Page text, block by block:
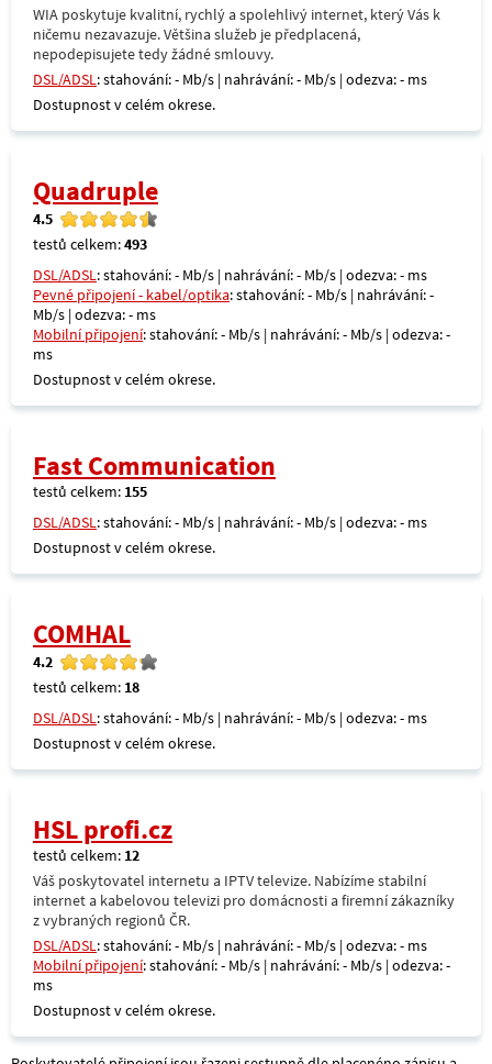
WIA poskytuje kvalitní, rychlý a spolehlivý internet, který Vás k
ničemu nezavazuje. Většina služeb je předplacená,
nepodepisujete tedy žádné smlouvy.
DSL/ADSL: stahování: - Mb/s | nahrávání: - Mb/s | odezva: - ms
Dostupnost v celém okrese.
Quadruple
4.5
testů celkem:493
DSL/ADSL: stahování: - Mb/s | nahrávání: - Mb/s | odezva: - ms
Pevné připojení - kabel/optika: stahování: - Mb/s | nahrávání: -
Mb/s | odezva: - ms
Mobilní připojení: stahování: - Mb/s | nahrávání: - Mb/s | odezva: -
ms
Dostupnost v celém okrese.
Fast Communication
testů celkem: 155
DSL/ADSL: stahování: - Mb/s | nahrávání: - Mb/s | odezva: - ms
Dostupnost v celém okrese.
COMHAL
4.2
testů celkem: 18
DSL/ADSL: stahování: - Mb/s | nahrávání: - Mb/s | odezva: - ms
Dostupnost v celém okrese.
HSL profi.cz
testů celkem: 12
Váš poskytovatel internetu a IPTV televize. Nabízíme stabilní
internet a kabelovou televizi pro domácnosti a firemní zákazníky
z vybraných regionů ČR.
DSL/ADSL: stahování: - Mb/s | nahrávání: - Mb/s | odezva: - ms
Mobilní připojení: stahování: - Mb/s | nahrávání: - Mb/s | odezva: -
ms
Dostupnost v celém okrese.